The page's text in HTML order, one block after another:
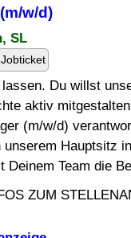
(m/w/d)
SL
Jobticket
Du willst
aktiv
(m/w/d)
unserem Hauptsitz
Deinem Team die
ZUM